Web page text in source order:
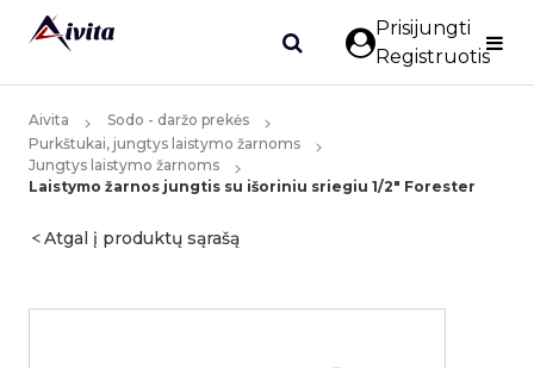
Prisijungti
Registruotis
Aivita
Sodo - daržo prekės
Purkštukai, jungtys laistymo žarnoms
Jungtys laistymo žarnoms
Laistymo žarnos jungtis su išoriniu sriegiu 1/2" Forester
Atgal į produktų sąrašą